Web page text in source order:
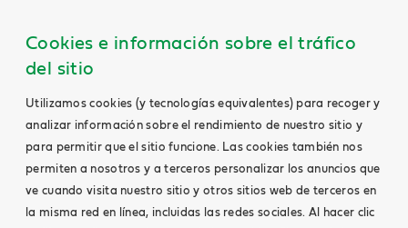
Cookies e información sobre el tráfico
del sitio
Utilizamos cookies (y tecnologías equivalentes) para recoger y
analizar información sobre el rendimiento de nuestro sitio y
para permitir que el sitio funcione. Las cookies también nos
permiten a nosotros y a terceros personalizar los anuncios que
ve cuando visita nuestro sitio y otros sitios web de terceros en
la misma red en línea, incluidas las redes sociales. Al hacer clic